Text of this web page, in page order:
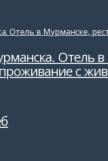
Отель в
проживание с